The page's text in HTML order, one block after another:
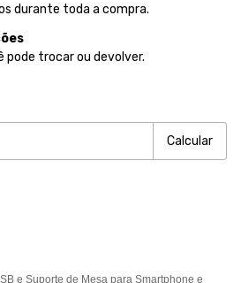
durante toda a compra.
pode trocar ou devolver.
Calcular
e Suporte de Mesa para Smartphone e